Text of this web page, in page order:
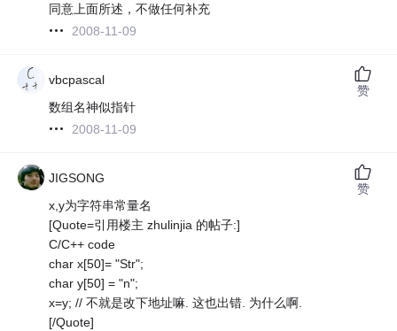
同意上面所述，不做任何补充
2008-11-09
vbcpascal
数组名神似指针
2008-11-09
赞
JIGSONG
x,y为字符串常量名
[Quote=引用楼主 zhulinjia 的帖子:]
C/C++ code
char x[50]= "Str";
char y[50] = "n";
x=y; // 不就是改下地址嘛. 这也出错. 为什么啊.
[/Quote]
赞